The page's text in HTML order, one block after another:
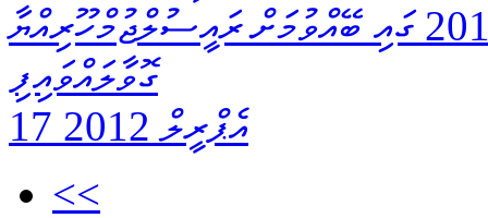
ރާއްޖޭގައި އަވަސް އިންތިޚާބެއް ޖުލައި 2013 ގައި ބޭއްވުމަށް ރައީސުލްޖުމްހޫރިއްޔާ
ގޮވާލައްވައިފި
17 އެޕްރީލް 2012
<<